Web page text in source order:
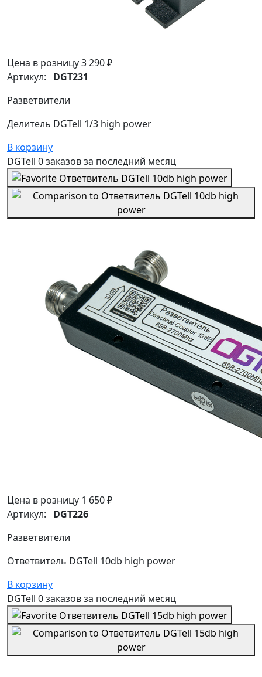
Цена в розницу3 290 ₽
Артикул: DGT231
Разветвители
Делитель DGTell 1/3 high power
В корзину
DGTell 0 заказовза последний месяц
Цена в розницу 1 650 ₽
Артикул: DGT226
Разветвители
Ответвитель DGTell 10db high power
В корзину
DGTell 0 заказовза последний месяц